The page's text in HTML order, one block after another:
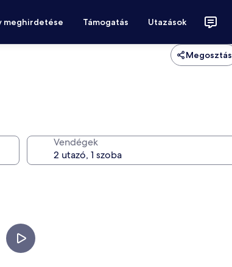
meghirdetése Támogatás Utazások
Megosztás
Vendégek